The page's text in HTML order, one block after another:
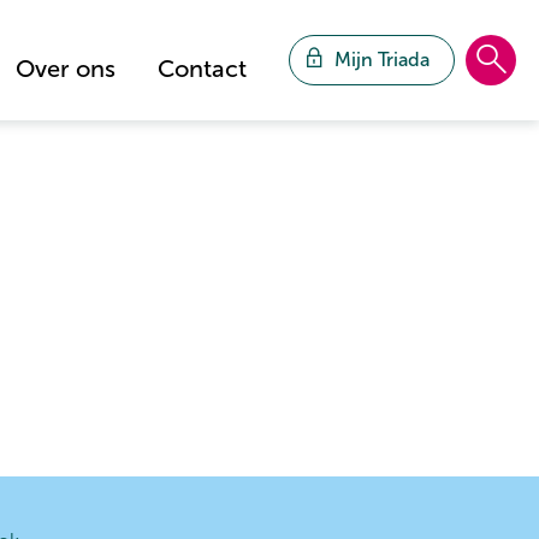
Over ons Contact Mijn Triada